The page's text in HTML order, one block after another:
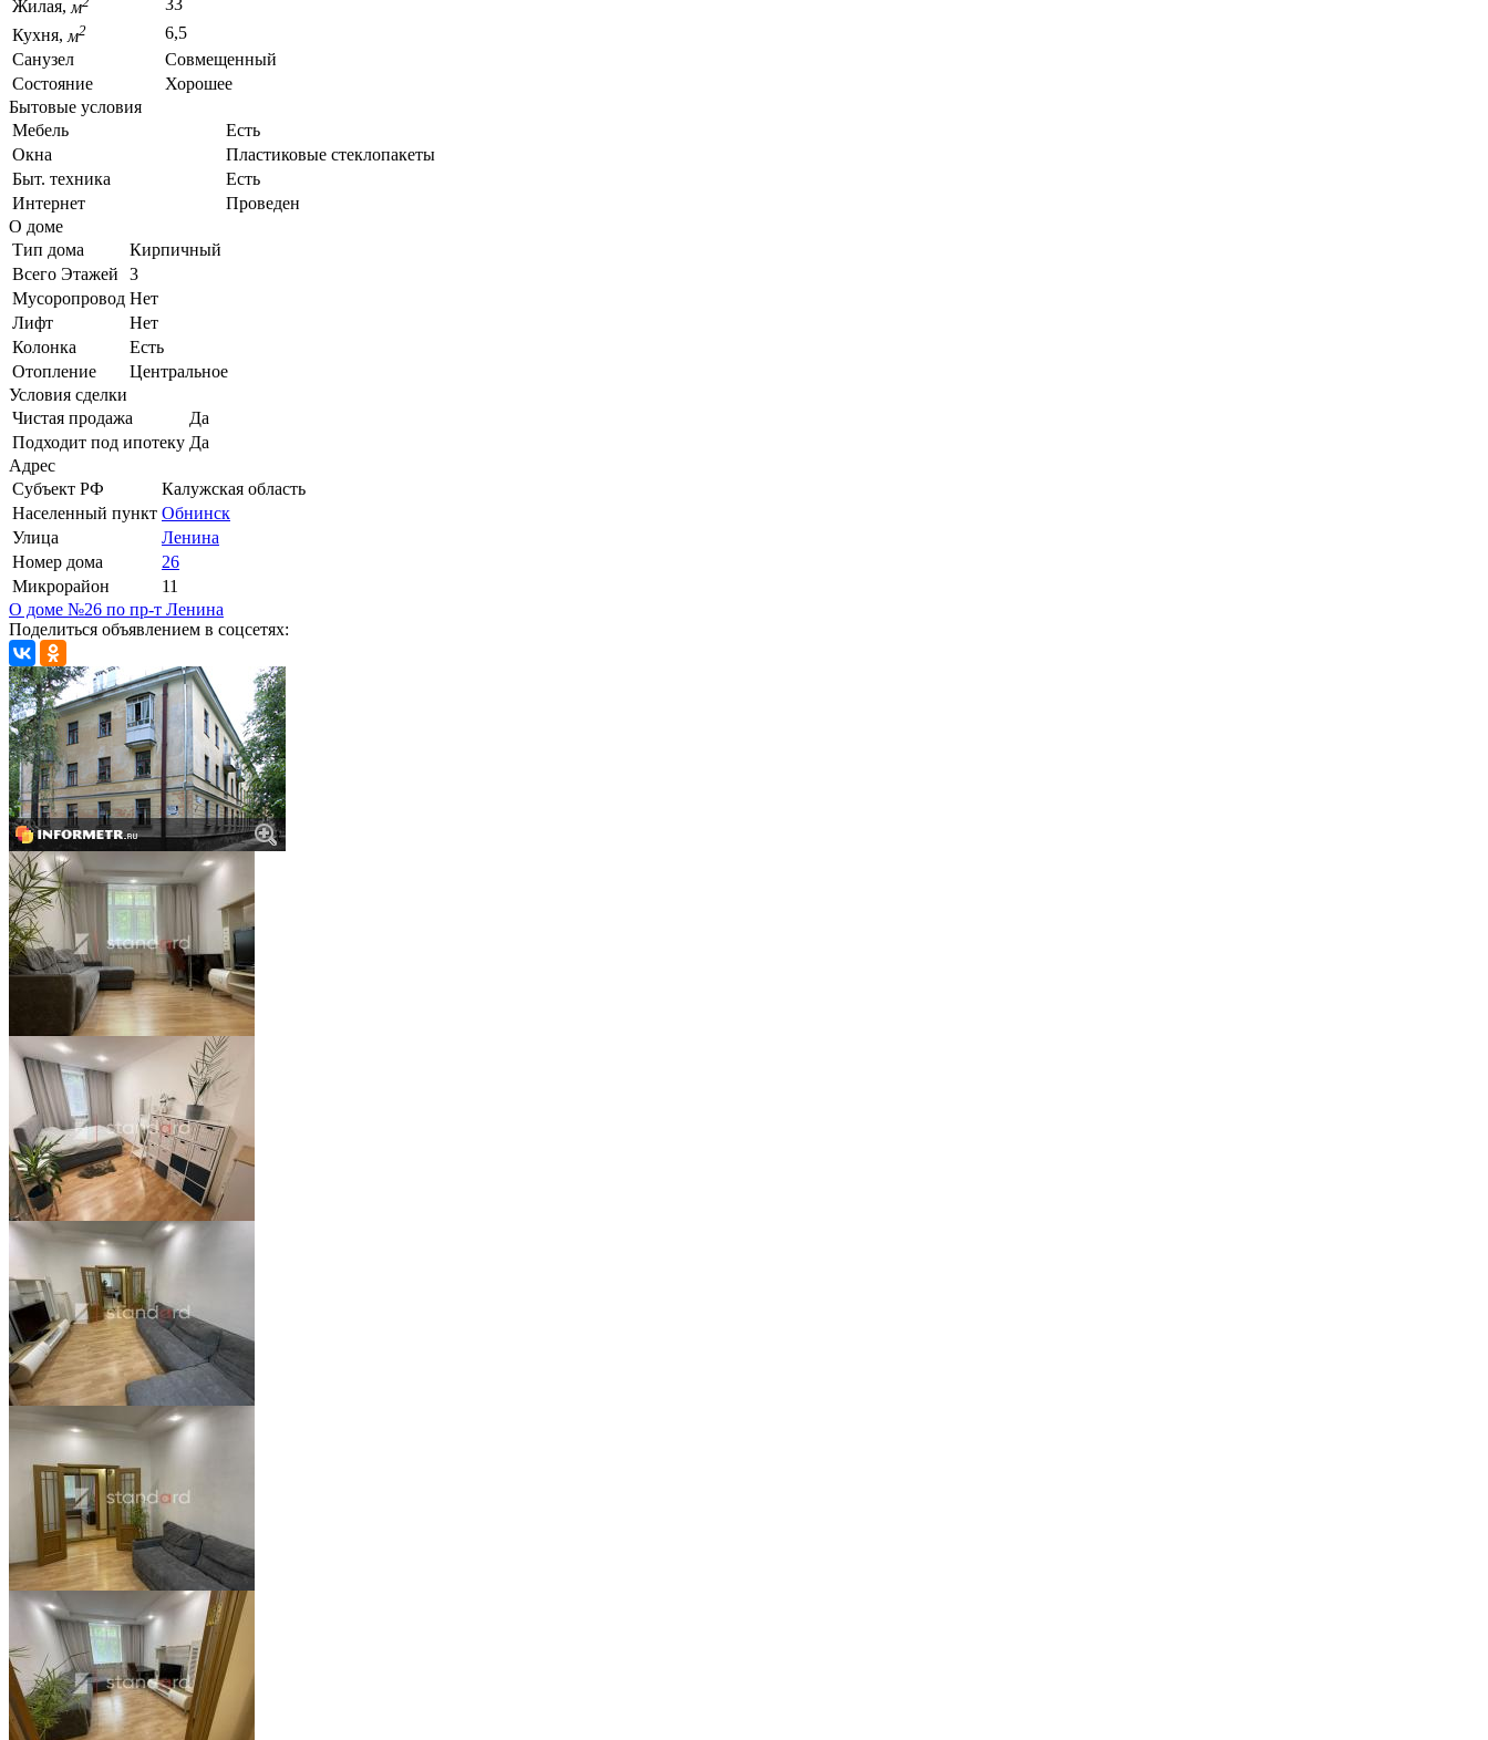
Жилая, м
33
Кухня, м2
6,5
Санузел
Совмещенный
Состояние
Хорошее
Бытовые условия
Мебель
Есть
Окна
Пластиковые стеклопакеты
Быт. техника
Есть
Интернет
Проведен
О доме
Тип дома
Кирпичный
Всего Этажей
3
Мусоропровод Нет
Лифт
Нет
Колонка
Есть
Отопление
Центральное
Условия сделки
Чистая продажа
Да
Подходит под ипотеку Да
Адрес
Субъект РФ
Калужская область
Населенный пункт Обнинск
Улица
Ленина
Номер дома
26
Микрорайон
11
О доме №26 по пр-т Ленина
Поделиться объявлением в соцсетях: